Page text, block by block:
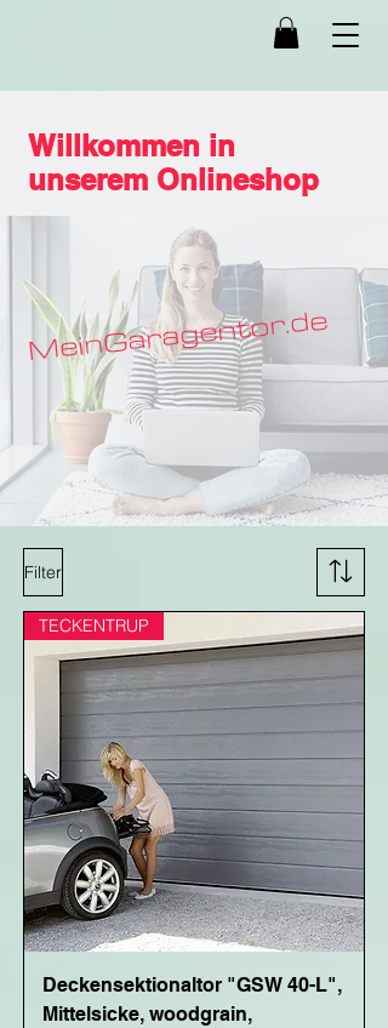
Willkommen in
unserem Onlineshop
MeinGaragentor.de
Filter
TECKENTRUP
Deckensektionaltor "GSW 40-L",
Mittelsicke, woodgrain,